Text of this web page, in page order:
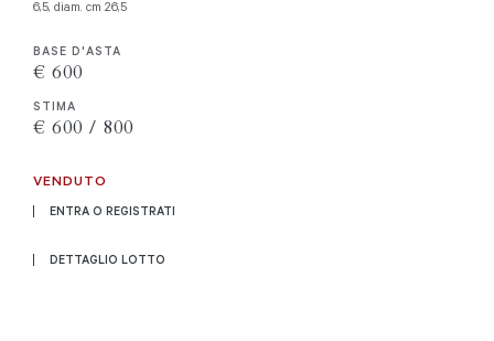
6,5, diam. cm 26,5
BASE D'ASTA
€ 600
STIMA
€ 600 / 800
VENDUTO
ENTRA O REGISTRATI
DETTAGLIO LOTTO